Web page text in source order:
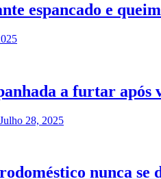
espancado e
a furtar após
Julho 28, 2025
nunca se